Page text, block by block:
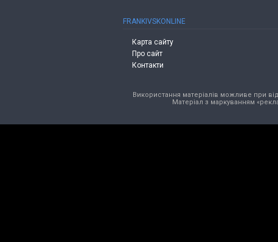
FRANKIVSKONLINE
Карта сайту
Про сайт
Контакти
Використання матеріалів можливе при
Матеріал з маркуванням